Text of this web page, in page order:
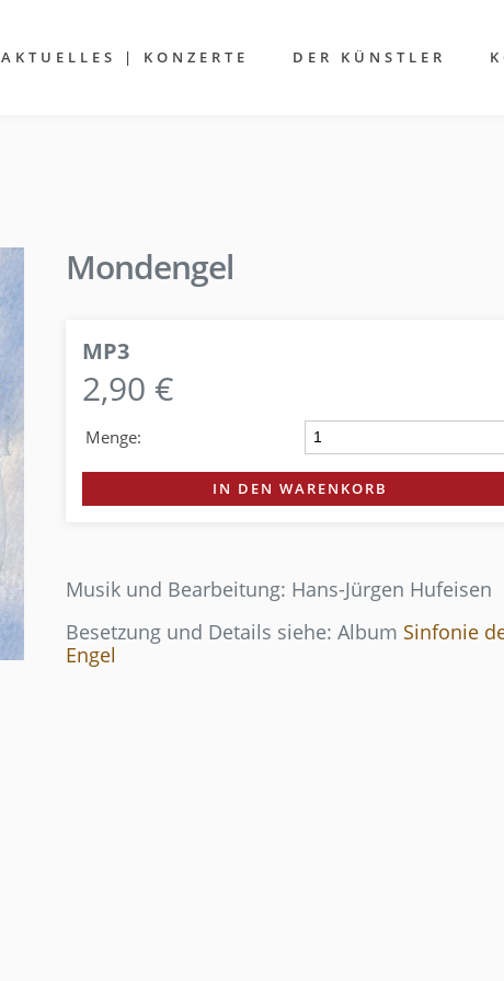
AKTUELLES | KONZERTE DER KÜNSTLER
Mondengel
MP3
2,90 €
Menge:
IN DEN WARENKORB
Musik und Bearbeitung: Hans-Jürgen Hufeisen
Besetzung und Details siehe: Album Sinfonie
Engel